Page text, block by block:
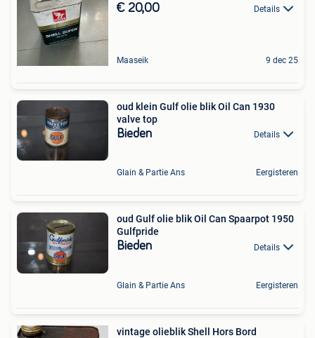
€ 20,00 Details
Maaseik 9 dec 25
oud klein Gulf olie blik Oil Can 1930
valve top
Bieden Details
Glain & Partie Ans Eergisteren
oud Gulf olie blik Oil Can Spaarpot 1950
Gulfpride
Bieden Details
Glain & Partie Ans Eergisteren
vintage olieblik Shell Hors Bord